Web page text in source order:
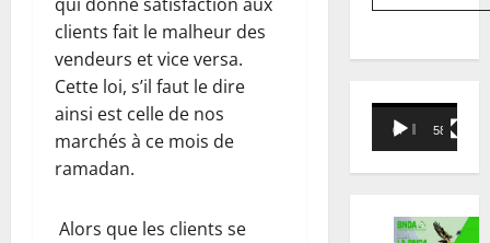
clients fait le malheur des
vendeurs et vice versa.
Cette loi, s’il faut le dire
ainsi est celle de nos
marchés à ce mois de
ramadan.
Alors que les clients se
Lecteur
vidéo
00:00 58:18